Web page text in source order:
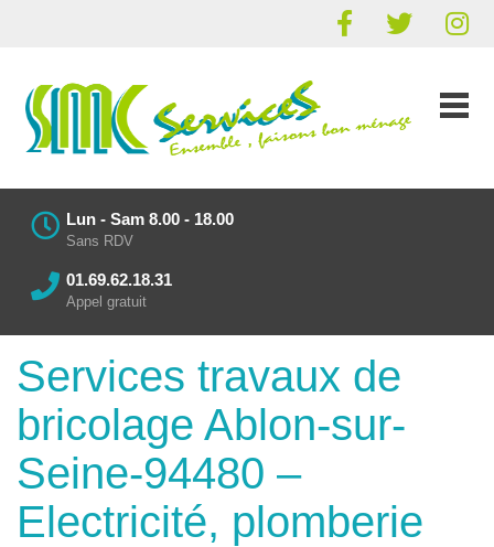
Lun - Sam 8.00 - 18.00
Sans RDV
01.69.62.18.31
Appel gratuit
Services travaux de
bricolage Ablon-sur-
Seine-94480 –
Electricité, plomberie